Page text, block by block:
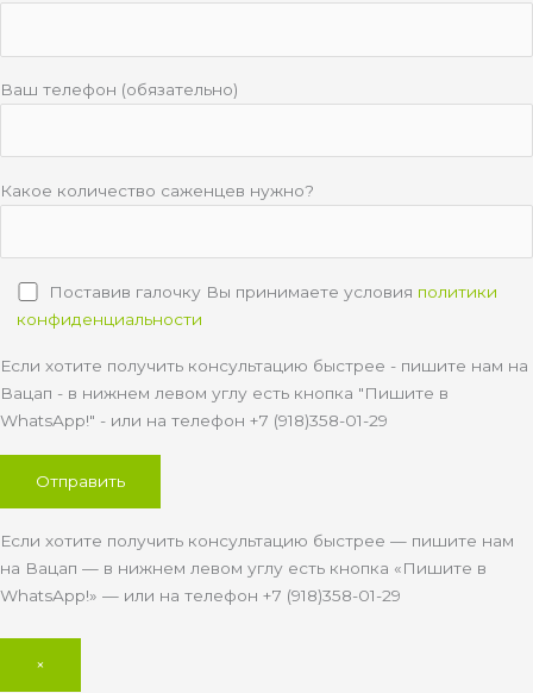
Ваш телефон (обязательно)
Какое количество саженцев нужно?
Поставив галочку Вы принимаете условия политики
конфиденциальности
Если хотите получить консультацию быстрее - пишите нам на
Вацап - в нижнем левом углу есть кнопка "Пишите в
WhatsApp!" - или на телефон +7 (918)358-01-29
Если хотите получить консультацию быстрее — пишите нам
на Вацап — в нижнем левом углу есть кнопка «Пишите в
WhatsApp!» — или на телефон +7 (918)358-01-29
×